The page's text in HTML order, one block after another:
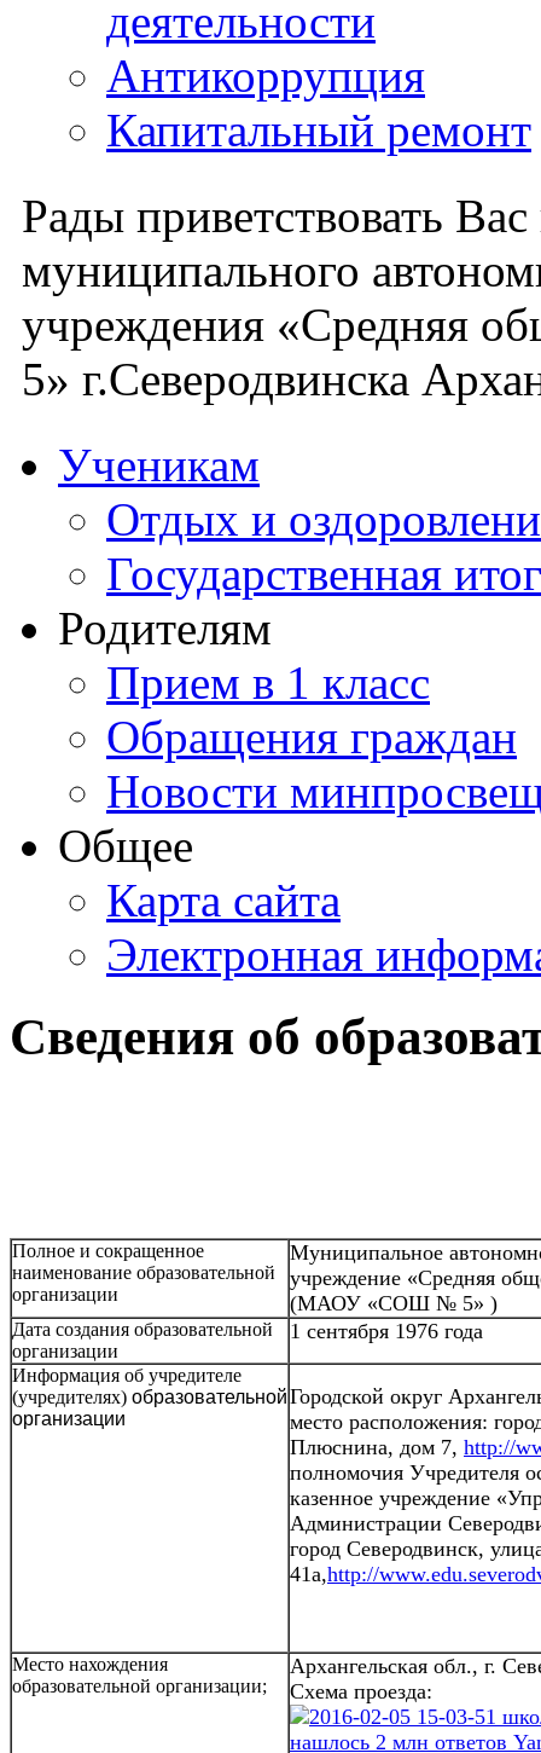
деятельности
Антикоррупция
Капитальный ремонт
Рады приветствовать
муниципального
учреждения «Средняя
5» г.Северодвинска
Ученикам
Отдых и
Государственная
Родителям
Прием в 1 класс
Обращения граждан
Новости
Общее
Карта сайта
Электронная
Сведения об
Полное и сокращенное
наименование образовательной
организации
Муниципальное
учреждение «Средняя
(МАОУ «СОШ № 5» )
Дата создания образовательной
организации
1 сентября 1976 года
Информация об учредителе
(учредителях) образовательной
организации
Городской округ
место расположения:
Плюснина, дом 7, http://
полномочия Учредителя
казенное учреждение
Администрации
город Северодвинск,
41а,http://
Место нахождения
образовательной организации;
Архангельская обл., г.
Схема проезда: